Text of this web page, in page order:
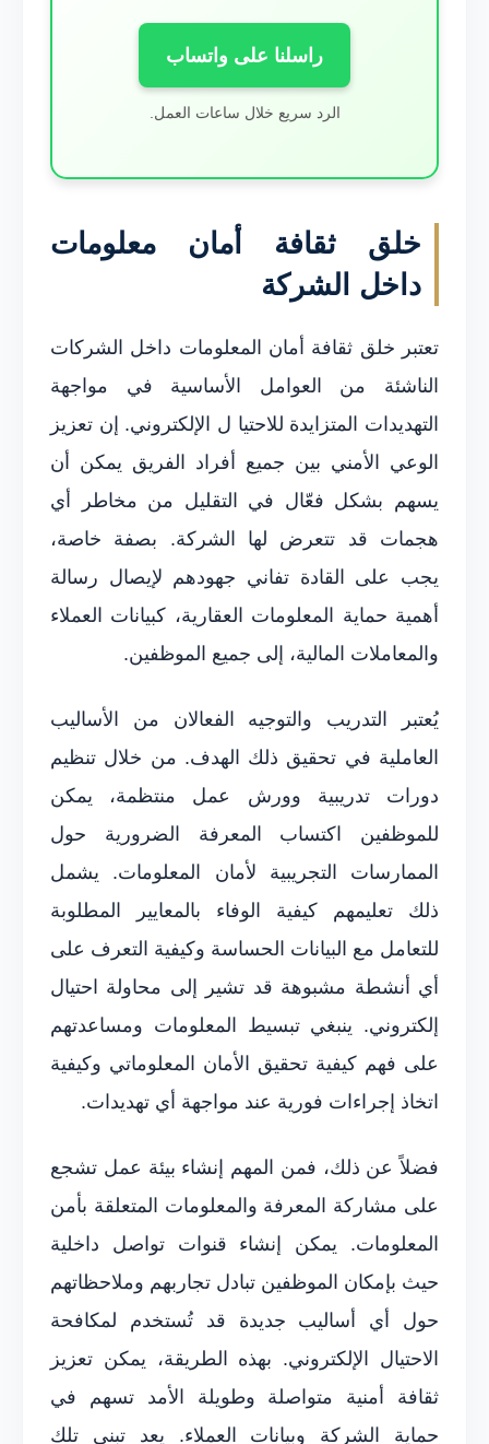
راسلنا على واتساب
الرد سريع خلال ساعات العمل.
خلق ثقافة أمان معلومات
داخل الشركة
تعتبر خلق ثقافة أمان المعلومات داخل الشركات
الناشئة من العوامل الأساسية في مواجهة
التهديدات المتزايدة للاحتيا ل الإلكتروني. إن تعزيز
الوعي الأمني بين جميع أفراد الفريق يمكن أن
يسهم بشكل فعّال في التقليل من مخاطر أي
هجمات قد تتعرض لها الشركة. بصفة خاصة،
يجب على القادة تفاني جهودهم لإيصال رسالة
أهمية حماية المعلومات العقارية، كبيانات العملاء
والمعاملات المالية، إلى جميع الموظفين.
يُعتبر التدريب والتوجيه الفعالان من الأساليب
العاملية في تحقيق ذلك الهدف. من خلال تنظيم
دورات تدريبية وورش عمل منتظمة، يمكن
للموظفين اكتساب المعرفة الضرورية حول
الممارسات التجريبية لأمان المعلومات. يشمل
ذلك تعليمهم كيفية الوفاء بالمعايير المطلوبة
للتعامل مع البيانات الحساسة وكيفية التعرف على
أي أنشطة مشبوهة قد تشير إلى محاولة احتيال
إلكتروني. ينبغي تبسيط المعلومات ومساعدتهم
على فهم كيفية تحقيق الأمان المعلوماتي وكيفية
اتخاذ إجراءات فورية عند مواجهة أي تهديدات.
فضلاً عن ذلك، فمن المهم إنشاء بيئة عمل تشجع
على مشاركة المعرفة والمعلومات المتعلقة بأمن
المعلومات. يمكن إنشاء قنوات تواصل داخلية
حيث بإمكان الموظفين تبادل تجاربهم وملاحظاتهم
حول أي أساليب جديدة قد تُستخدم لمكافحة
الاحتيال الإلكتروني. بهذه الطريقة، يمكن تعزيز
ثقافة أمنية متواصلة وطويلة الأمد تسهم في
حماية الشركة وبيانات العملاء. يعد تبني تلك